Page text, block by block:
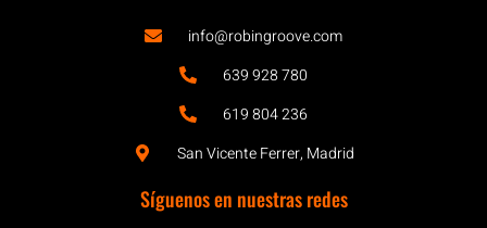
info@robingroove.com
639 928 780
619 804 236
San Vicente Ferrer, Madrid
Síguenos en nuestras redes